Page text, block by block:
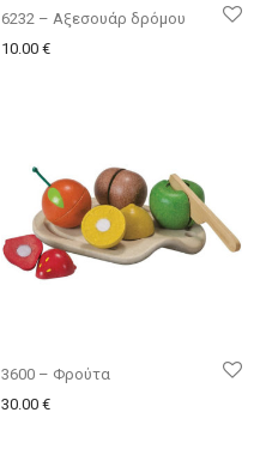
6232 – Αξεσουάρ δρόμου
10.00 €
3600 – Φρούτα
30.00 €